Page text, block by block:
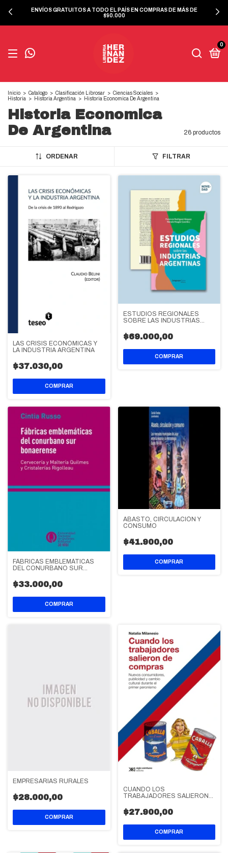
ENVÍOS GRATUITOS A TODO EL PAÍS EN COMPRAS DE MÁS DE
$90.000
0
Inicio > Catalogo > Clasificación Librosar > Ciencias Sociales >
Historia
> Historia Argentina > Historia Economica De Argentina
Historia Economica
De Argentina
26 productos
ORDENAR FILTRAR
LAS CRISIS ECONÓMICAS Y
LA INDUSTRIA ARGENTINA
$37.030,00
ESTUDIOS REGIONALES
SOBRE LAS INDUSTRIAS
$69.000,00
FÁBRICAS EMBLEMÁTICAS
DEL CONURBANO SUR
$33.000,00
ABASTO, CIRCULACIÓN Y
CONSUMO
$41.900,00
EMPRESARIAS RURALES
$28.000,00
CUANDO LOS
TRABAJADORES SALIERON
$27.900,00